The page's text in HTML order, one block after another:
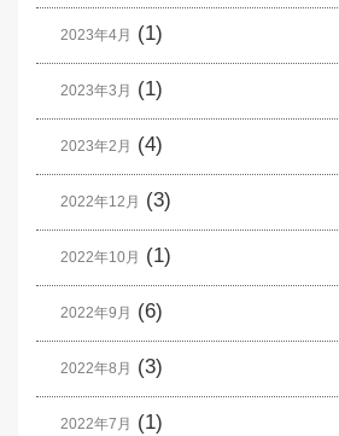
2023年4月 (1)
2023年3月 (1)
2023年2月 (4)
2022年12月 (3)
2022年10月 (1)
2022年9月 (6)
2022年8月 (3)
2022年7月 (1)